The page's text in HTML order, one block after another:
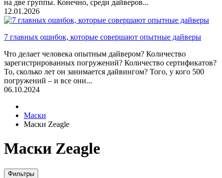
на две группы. Конечно, среди дайверов...
12.01.2026
7 главных ошибок, которые совершают опытные дайверы
Что делает человека опытным дайвером? Количество
зарегистрированных погружений? Количество сертификатов?
То, сколько лет он занимается дайвингом? Того, у кого 500
погружений – и все они...
06.10.2024
Маски
Маски Zeagle
Маски Zeagle
Фильтры